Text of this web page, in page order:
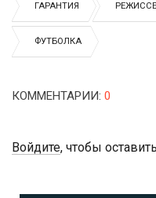
ГАРАНТИЯ
ФУТБОЛКА
КОММЕНТАРИИ: 0
Войдите, чтобы